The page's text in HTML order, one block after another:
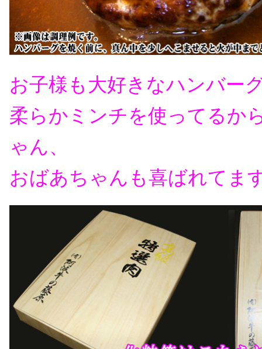
お子様も大好きなハンバー
柔らかミンチを使ってるか
ゃん、
おばあちゃんも喜ばれてま